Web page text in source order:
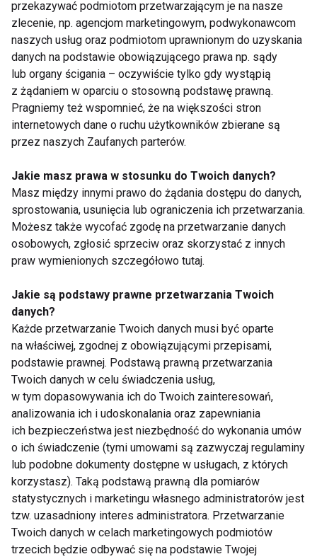
dolegliwości pojawiają się w wyniku przeciążeń i/lub
zmian zwyrodnieniowych.
www.fit.pl
KRĘGOSŁUP KLINIKA KRĘGOSŁUPA
PROBLEMY Z KRĘGOSŁUPEM
DOLEGLIWOŚCI KRĘGOSŁUPA
NEGATYWNE SKUTKI MIGRENA
BÓLE KRĘGOSŁUPA ĆWICZENIA
Kręgosłup
Siedzący tryb życia a
ból kręgosłupa –
ćwiczenia, które warto
znać
Najlepsze ćwiczenia
na mocny core: jak
wzmocnić mięśnie
brzucha bez
obciążania kręgosłupa
przekazywać podmiotom przetwarzającym je na nasze
zlecenie, np. agencjom marketingowym, podwykonawcom
naszych usług oraz podmiotom uprawnionym do uzyskania
danych na podstawie obowiązującego prawa np. sądy
lub organy ścigania – oczywiście tylko gdy wystąpią
z żądaniem w oparciu o stosowną podstawę prawną.
Pragniemy też wspomnieć, że na większości stron
internetowych dane o ruchu użytkowników zbierane są
przez naszych Zaufanych parterów.
Jakie masz prawa w stosunku do Twoich danych?
Masz między innymi prawo do żądania dostępu do danych,
sprostowania, usunięcia lub ograniczenia ich przetwarzania.
Możesz także wycofać zgodę na przetwarzanie danych
osobowych, zgłosić sprzeciw oraz skorzystać z innych
praw wymienionych szczegółowo tutaj.
Jakie są podstawy prawne przetwarzania Twoich
danych?
Każde przetwarzanie Twoich danych musi być oparte
na właściwej, zgodnej z obowiązującymi przepisami,
podstawie prawnej. Podstawą prawną przetwarzania
Twoich danych w celu świadczenia usług,
w tym dopasowywania ich do Twoich zainteresowań,
analizowania ich i udoskonalania oraz zapewniania
ich bezpieczeństwa jest niezbędność do wykonania umów
o ich świadczenie (tymi umowami są zazwyczaj regulaminy
lub podobne dokumenty dostępne w usługach, z których
korzystasz). Taką podstawą prawną dla pomiarów
statystycznych i marketingu własnego administratorów jest
tzw. uzasadniony interes administratora. Przetwarzanie
Twoich danych w celach marketingowych podmiotów
trzecich będzie odbywać się na podstawie Twojej